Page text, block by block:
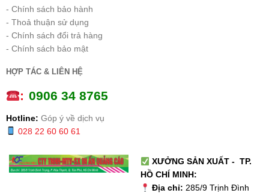
- Chính sách bảo hành
- Thoả thuận sử dụng
- Chính sách đổi trả hàng
- Chính sách bảo mật
HỢP TÁC & LIÊN HỆ
: 0906 34 8765
Hotline: Góp ý về dịch vụ
028 22 60 60 61
XƯỞNG SẢN XUẤT - TP.
HỒ CHÍ MINH:
Địa chỉ: 285/9 Trịnh Đình